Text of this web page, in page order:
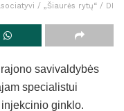
/ „Šiaurės rytų“ / DI
savivaldybės
specialistui
ginklo.